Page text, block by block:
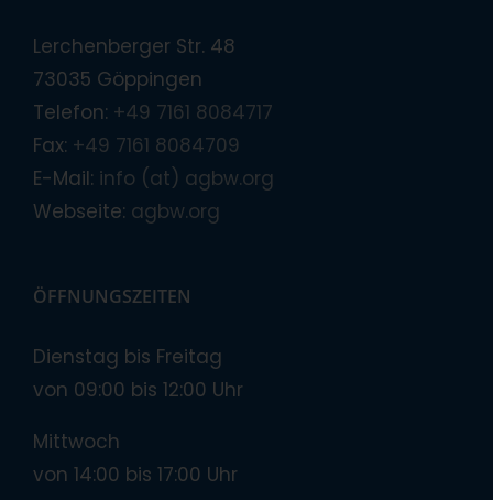
Lerchenberger Str. 48
73035 Göppingen
Telefon: +49 7161 8084717
Fax: +49 7161 8084709
E-Mail: info (at) agbw.org
Webseite: agbw.org
ÖFFNUNGSZEITEN
Dienstag bis Freitag
von 09:00 bis 12:00 Uhr
Mittwoch
von 14:00 bis 17:00 Uhr